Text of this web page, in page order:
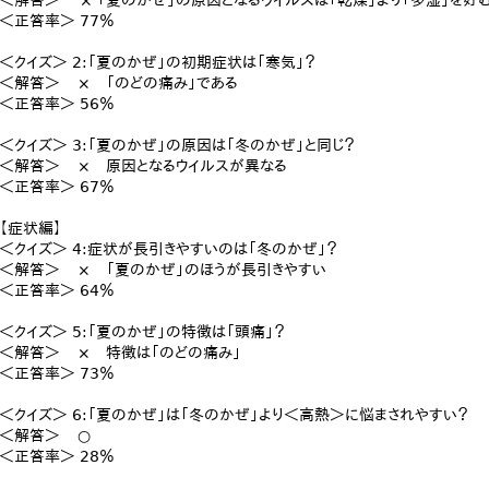
＜正答率＞ 77％
＜クイズ＞ 2:「夏のかぜ」の初期症状は「寒気」？
＜解答＞ × 「のどの痛み」である
＜正答率＞ 56％
＜クイズ＞ 3:「夏のかぜ」の原因は「冬のかぜ」と同じ？
＜解答＞ × 原因となるウイルスが異なる
＜正答率＞ 67％
【症状編】
＜クイズ＞ 4:症状が長引きやすいのは「冬のかぜ」？
＜解答＞ × 「夏のかぜ」のほうが長引きやすい
＜正答率＞ 64％
＜クイズ＞ 5:「夏のかぜ」の特徴は「頭痛」？
＜解答＞ × 特徴は「のどの痛み」
＜正答率＞ 73％
＜クイズ＞ 6:「夏のかぜ」は「冬のかぜ」より＜高熱＞に悩まされやすい？
＜解答＞ ○
＜正答率＞ 28％